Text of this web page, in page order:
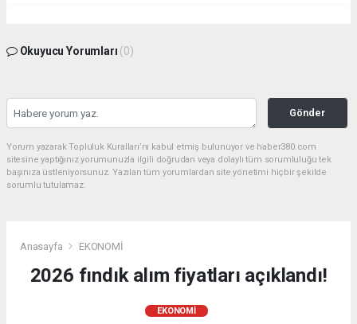
Okuyucu Yorumları (0)
Gönder
Yorum yazarak Topluluk Kuralları’nı kabul etmiş bulunuyor ve haber380.com
sitesine yaptığınız yorumunuzla ilgili doğrudan veya dolaylı tüm sorumluluğu tek
başınıza üstleniyorsunuz. Yazılan tüm yorumlardan site yönetimi hiçbir şekilde
sorumlu tutulamaz.
Anasayfa EKONOMİ
2026 fındık alım fiyatları açıklandı!
EKONOMİ